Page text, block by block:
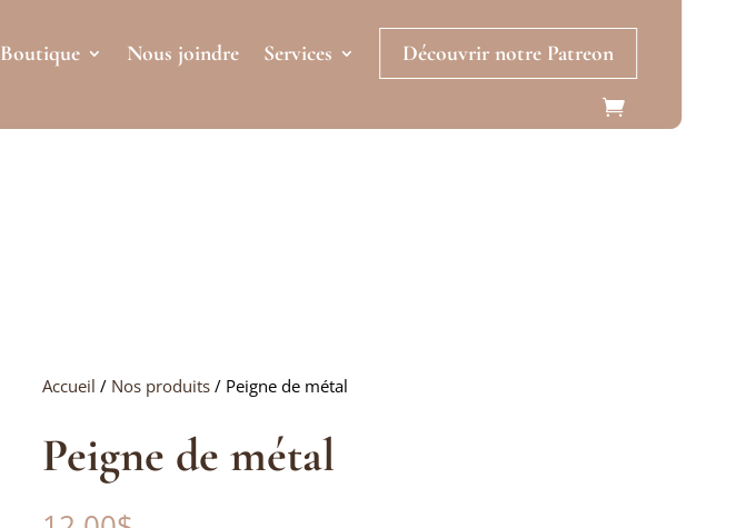
Boutique Nous joindre Services Découvrir notre Patreon
Accueil / Nos produits/ Peigne de métal
Peigne de métal